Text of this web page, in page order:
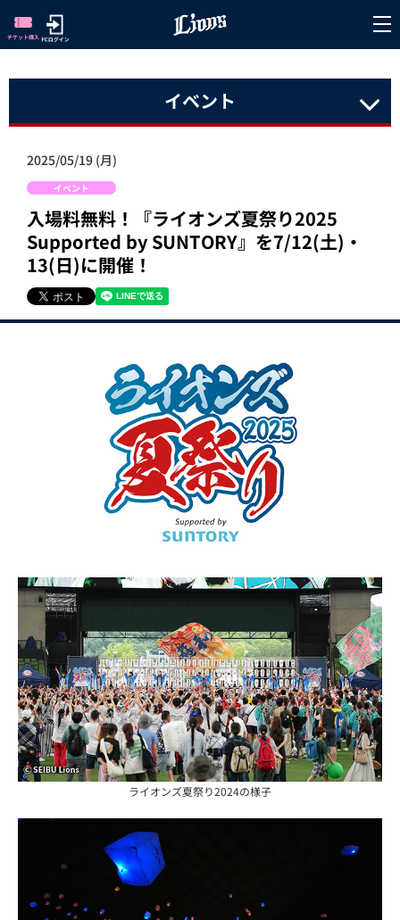
イベント
2025/05/19 (月)
イベント
入場料無料！『ライオンズ夏祭り2025
Supported by SUNTORY』を7/12(土)・
13(日)に開催！
ライオンズ夏祭り2024の様子